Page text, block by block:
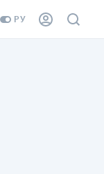
РУ